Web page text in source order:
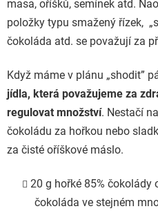
masa, oříšků, semínek atd.
položky typu smažený řízek, „
čokoláda atd. se považují za
Když máme v plánu „shodit”
jídla, která považujeme za
regulovat množství. Nestačí
čokoládu za hořkou nebo
za čisté oříškové máslo.
20 g hořké 85% čokolády
čokoláda ve stejném